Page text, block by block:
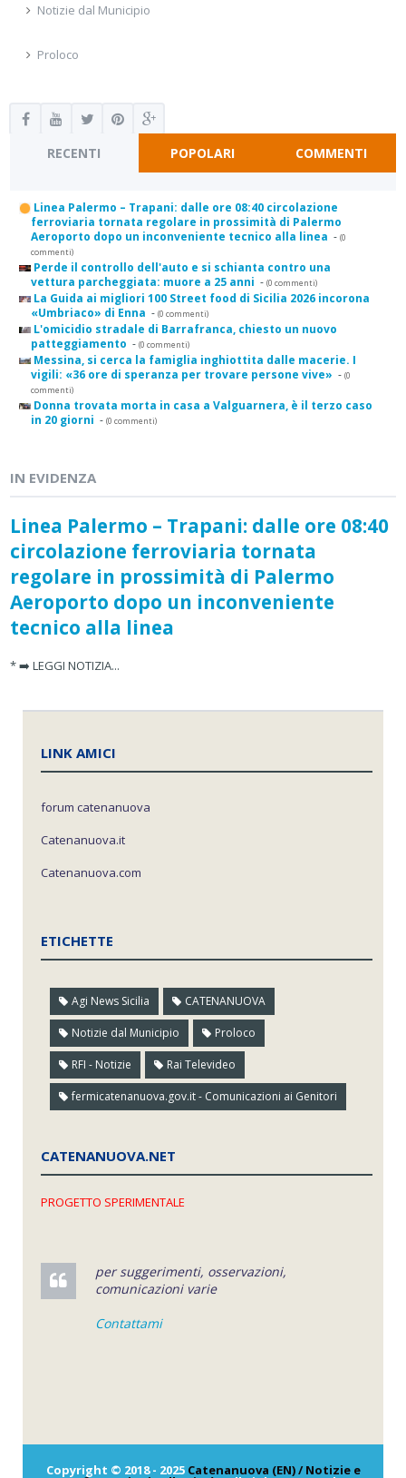
Notizie dal Municipio
Proloco
RECENTI POPOLARI COMMENTI
Linea Palermo – Trapani: dalle ore 08:40 circolazione
ferroviaria tornata regolare in prossimità di Palermo
Aeroporto dopo un inconveniente tecnico alla linea - (0
commenti)
Perde il controllo dell'auto e si schianta contro una
vettura parcheggiata: muore a 25 anni - (0 commenti)
La Guida ai migliori 100 Street food di Sicilia 2026 incorona
«Umbriaco» di Enna - (0 commenti)
L'omicidio stradale di Barrafranca, chiesto un nuovo
patteggiamento - (0 commenti)
Messina, si cerca la famiglia inghiottita dalle macerie. I
vigili: «36 ore di speranza per trovare persone vive» - (0
commenti)
Donna trovata morta in casa a Valguarnera, è il terzo caso
in 20 giorni - (0 commenti)
IN EVIDENZA
Linea Palermo – Trapani: dalle ore 08:40
circolazione ferroviaria tornata
regolare in prossimità di Palermo
Aeroporto dopo un inconveniente
tecnico alla linea
* ➡️ LEGGI NOTIZIA...
LINK AMICI
forum catenanuova
Catenanuova.it
Catenanuova.com
ETICHETTE
Agi News Sicilia CATENANUOVA
Notizie dal Municipio Proloco
RFI - Notizie Rai Televideo
fermicatenanuova.gov.it - Comunicazioni ai Genitori
CATENANUOVA.NET
PROGETTO SPERIMENTALE
per suggerimenti, osservazioni,
comunicazioni varie
Contattami
Copyright © 2018 - 2025 Catenanuova (EN) / Notizie e